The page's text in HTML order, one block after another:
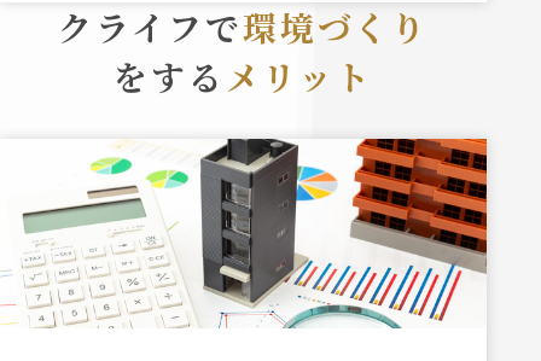
クライフで環境づくり
をする メリット